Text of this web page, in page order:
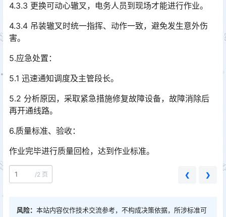
4.3.3 更换可动心辙叉，电务人员到现场才能进行作业。
4.3.4 吊装辙叉时统一指挥、动作一致，避免发生意外伤
害。
5.应急处置：
5.1 迅速通知调度及主管段长。
5.2 分析原因，采取紧急措施修复故障设备，故障消除后
再开通线路。
6.质量标准、验收：
作业完毕进行质量回检，达到作业标准。
/2 页 ❮ ❯
风险： 本站内容仅作技术交流参考，不构成决策依据，所涉标准可